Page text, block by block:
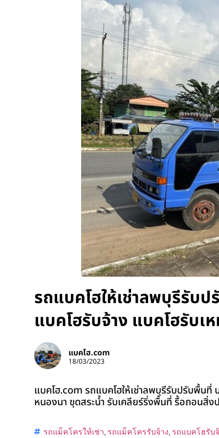
รถแบคโฮให้เช่าลพบุรีรับ
แบคโฮรับจ้าง แบคโฮรับเ
แบคโฮ.com
18/03/2023
แบคโฮ.com รถแบคโฮให้เช่าลพบุรีรับปรับพื้นที่
หนองนา ขุดสระน้ำ รับเคลียร์ริ่งพื้นที่ รื้อถอนสิ่ง
รถแม็คโครให้เช่า, รถแม็คโครรับจ้าง, รถแบคโฮรับ